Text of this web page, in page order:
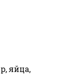
яйца,